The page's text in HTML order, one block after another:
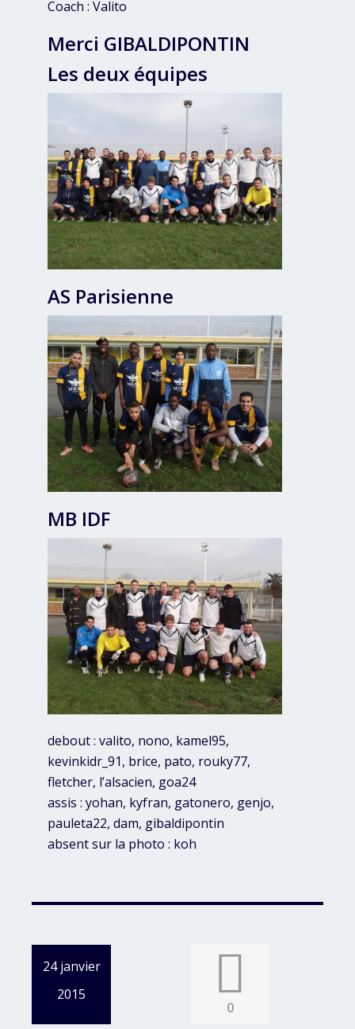
Coach : Valito
Merci GIBALDIPONTIN
Les deux équipes
AS Parisienne
MB IDF
debout : valito, nono, kamel95,
kevinkidr_91, brice, pato, rouky77,
fletcher, l’alsacien, goa24
assis : yohan, kyfran, gatonero, genjo,
pauleta22, dam, gibaldipontin
absent sur la photo : koh
24 janvier
2015
0